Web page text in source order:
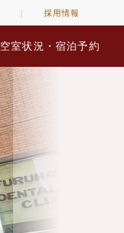
採用情報
空室状況・宿泊予約